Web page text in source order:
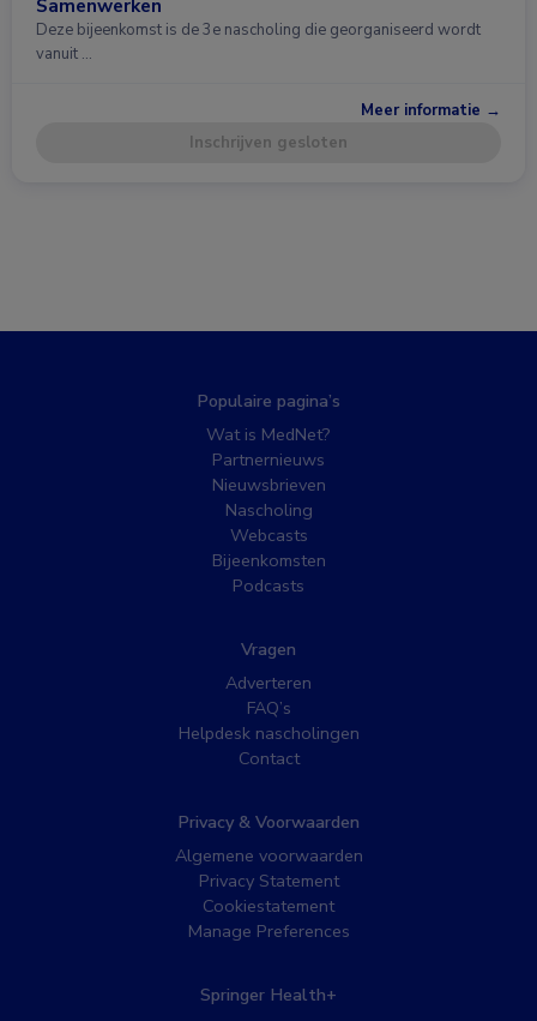
Samenwerken
Deze bijeenkomst is de 3e nascholing die georganiseerd wordt
vanuit …
Meer informatie →
Inschrijven gesloten
Populaire pagina’s
Wat is MedNet?
Partnernieuws
Nieuwsbrieven
Nascholing
Webcasts
Bijeenkomsten
Podcasts
Vragen
Adverteren
FAQ’s
Helpdesk nascholingen
Contact
Privacy & Voorwaarden
Algemene voorwaarden
Privacy Statement
Cookiestatement
Manage Preferences
Springer Health+